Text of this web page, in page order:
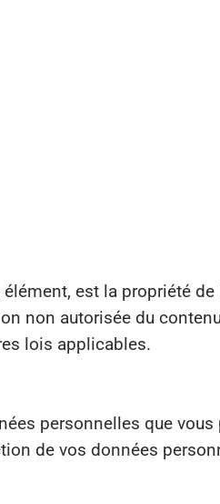
est la propriété
non autorisée du
lois applicables.
personnelles que
de vos données